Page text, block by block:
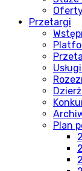
Przetargi
Plan